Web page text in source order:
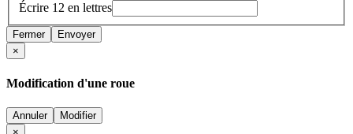
Écrire 12 en lettres
Fermer
Envoyer
×
Modification d'une roue
Annuler
Modifier